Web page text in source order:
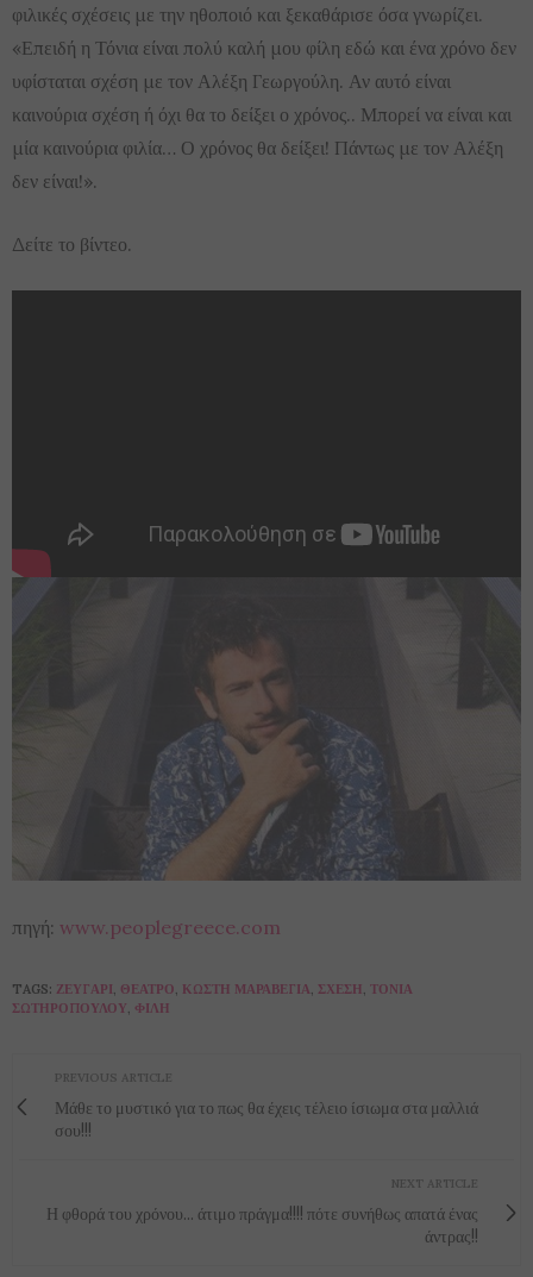
φιλικές σχέσεις με την ηθοποιό και ξεκαθάρισε όσα γνωρίζει.
«Επειδή η Τόνια είναι πολύ καλή μου φίλη εδώ και ένα χρόνο δεν
υφίσταται σχέση με τον Αλέξη Γεωργούλη. Αν αυτό είναι
καινούρια σχέση ή όχι θα το δείξει ο χρόνος.. Μπορεί να είναι και
μία καινούρια φιλία… Ο χρόνος θα δείξει! Πάντως με τον Αλέξη
δεν είναι!».
Δείτε το βίντεο.
πηγή: www.peoplegreece.com
TAGS: ΖΕΥΓΆΡΙ, ΘΈΑΤΡΟ, ΚΩΣΤΉ ΜΑΡΑΒΈΓΙΑ, ΣΧΈΣΗ, ΤΌΝΙΑ
ΣΩΤΗΡΟΠΟΎΛΟΥ, ΦΊΛΗ
PREVIOUS ARTICLE
Μάθε το μυστικό για το πως θα έχεις τέλειο ίσιωμα στα μαλλιά
σου!!!
NEXT ARTICLE
Η φθορά του χρόνου... άτιμο πράγμα!!!! πότε συνήθως απατά ένας
άντρας!!